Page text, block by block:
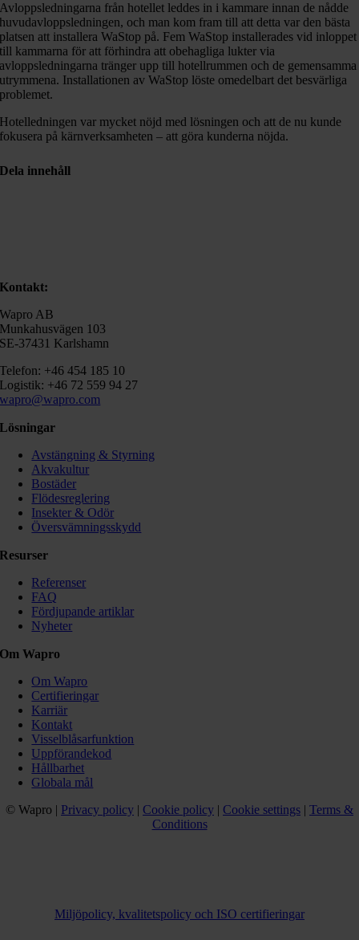
Avloppsledningarna från hotellet leddes in i kammare innan de nådde
huvudavloppsledningen, och man kom fram till att detta var den bästa
platsen att installera WaStop på. Fem WaStop installerades vid inloppet
till kammarna för att förhindra att obehagliga lukter via
avloppsledningarna tränger upp till hotellrummen och de gemensamma
utrymmena. Installationen av WaStop löste omedelbart det besvärliga
problemet.
Hotelledningen var mycket nöjd med lösningen och att de nu kunde
fokusera på kärnverksamheten – att göra kunderna nöjda.
Dela innehåll
Kontakt:
Wapro AB
Munkahusvägen 103
SE-37431 Karlshamn
Telefon: +46 454 185 10
Logistik: +46 72 559 94 27
wapro@wapro.com
Lösningar
Avstängning & Styrning
Akvakultur
Bostäder
Flödesreglering
Insekter & Odör
Översvämningsskydd
Resurser
Referenser
FAQ
Fördjupande artiklar
Nyheter
Om Wapro
Om Wapro
Certifieringar
Karriär
Kontakt
Visselblåsarfunktion
Uppförandekod
Hållbarhet
Globala mål
© Wapro | Privacy policy | Cookie policy | Cookie settings | Terms &
Conditions
Miljöpolicy, kvalitetspolicy och ISO certifieringar